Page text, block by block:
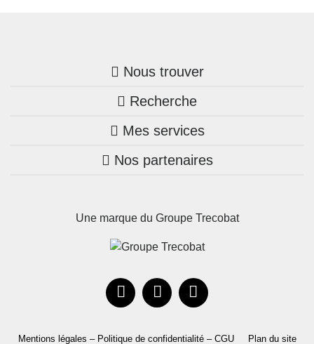
Nous trouver
Trouver une agence
Bretagne
Pays de la Loire
Occitanie
Recherche
Nos annonces
Maison + terrain
Mes services
Mon compte Trecobois
Parrainez un proche!
Nos partenaires
Une marque du Groupe Trecobat
Mentions légales – Politique de confidentialité – CGU Plan du site